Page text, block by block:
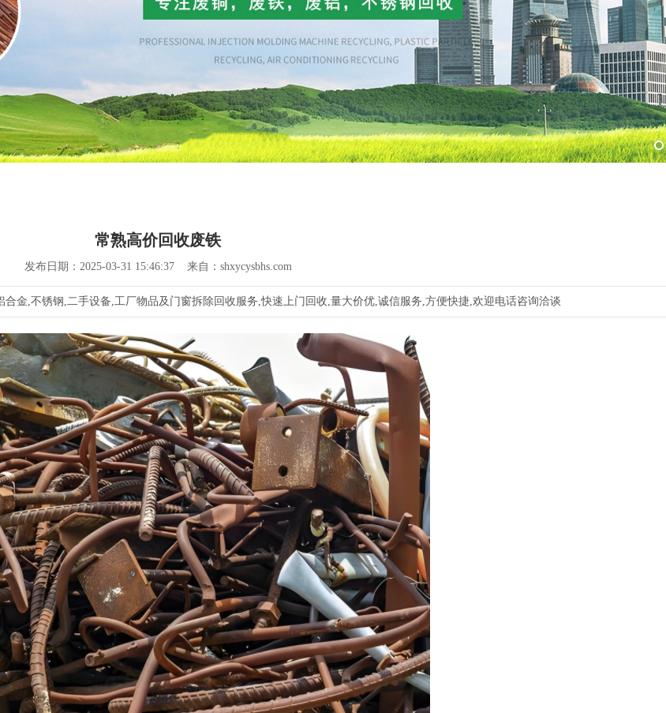
常熟高价回收废铁
发布日期：2025-03-31 15:46:37 来自：shxycysbhs.com
金,不锈钢,二手设备,工厂物品及门窗拆除回收服务,快速上门回收,量大价优,诚信服务,方便快捷,欢迎电话咨询洽谈